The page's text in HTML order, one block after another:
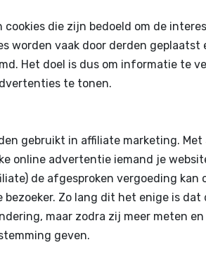
cookies die zijn bedoeld om de
worden vaak door derden
Het doel is dus om informatie te
te tonen.
gebruikt in affiliate marketing.
online advertentie iemand je
de afgesproken vergoeding kan
bezoeker. Zo lang dit het enige is dat
maar zodra zij meer meten
geven.